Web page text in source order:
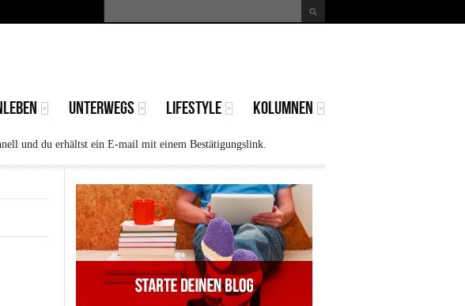
Suchformular
UNTERWEGS LIFESTYLE KOLUMNEN
und du erhältst ein E-mail mit einem Bestätigungslink.